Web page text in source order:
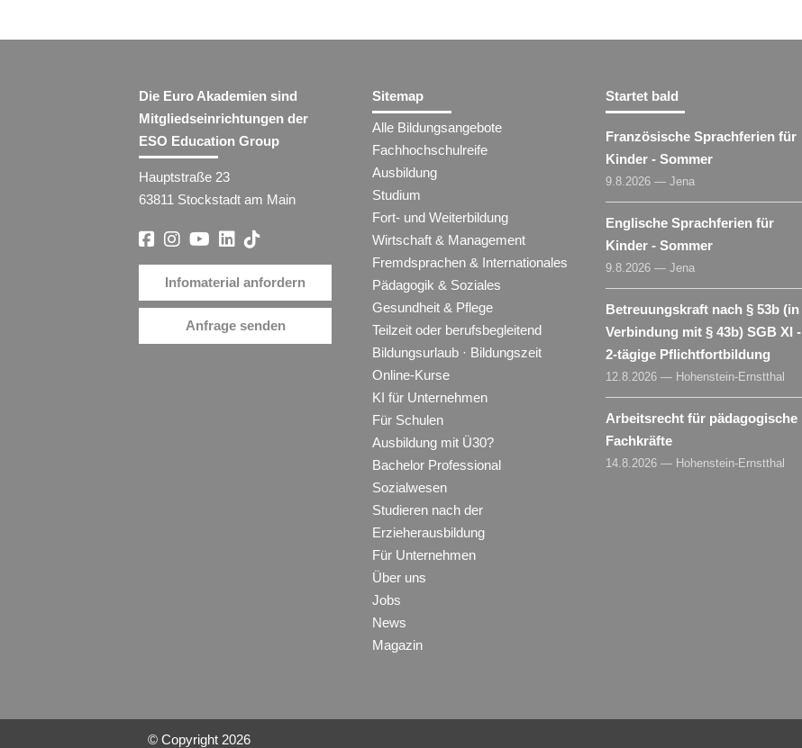
Die Euro Akademien sind
Mitgliedseinrichtungen der
ESO Education Group
Hauptstraße 23
63811 Stockstadt am Main
Infomaterial anfordern
Anfrage senden
Sitemap
Alle Bildungsangebote
Fachhochschulreife
Ausbildung
Studium
Fort- und Weiterbildung
Wirtschaft & Management
Fremdsprachen & Internationales
Pädagogik & Soziales
Gesundheit & Pflege
Teilzeit oder berufsbegleitend
Bildungsurlaub · Bildungszeit
Online-Kurse
KI für Unternehmen
Für Schulen
Ausbildung mit Ü30?
Bachelor Professional
Sozialwesen
Studieren nach der
Erzieherausbildung
Für Unternehmen
Über uns
Jobs
News
Magazin
Startet bald
Französische Sprachferien für
Kinder - Sommer
9.8.2026 — Jena
Englische Sprachferien für
Kinder - Sommer
9.8.2026 — Jena
Betreuungskraft nach § 53b (in
Verbindung mit § 43b) SGB XI -
2-tägige Pflichtfortbildung
12.8.2026 — Hohenstein-Ernstthal
Arbeitsrecht für pädagogische
Fachkräfte
14.8.2026 — Hohenstein-Ernstthal
© Copyright 2026